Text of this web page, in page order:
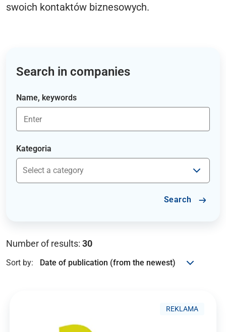
swoich kontaktów biznesowych.
Search in companies
Name, keywords
Kategoria
Search
Number of results: 30
Sort by:
REKLAMA